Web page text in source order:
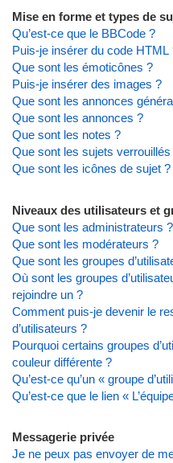
Mise en forme et types de
Qu’est-ce que le BBCode ?
Puis-je insérer du code HTML
Que sont les émoticônes ?
Puis-je insérer des images ?
Que sont les annonces
Que sont les annonces ?
Que sont les notes ?
Que sont les sujets verrouillés
Que sont les icônes de sujet ?
Niveaux des utilisateurs et
Que sont les administrateurs ?
Que sont les modérateurs ?
Que sont les groupes
Où sont les groupes
rejoindre un ?
Comment puis-je devenir le
d’utilisateurs ?
Pourquoi certains groupes
couleur différente ?
Qu’est-ce qu’un « groupe
Qu’est-ce que le lien «
Messagerie privée
Je ne peux pas envoyer de